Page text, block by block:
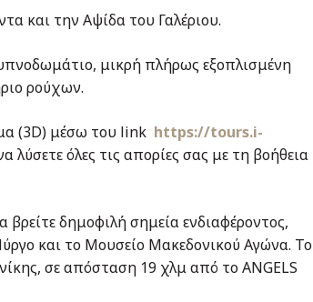
και την Αψίδα του Γαλέριου.
μικρή πλήρως εξοπλισμένη
ρούχων.
(3D) μέσω του link https://tours.i-
λύσετε όλες τις απορίες σας με τη βοήθεια
δημοφιλή σημεία ενδιαφέροντος,
και το Μουσείο Μακεδονικού Αγώνα. Το
σε απόσταση 19 χλμ από το ANGELS